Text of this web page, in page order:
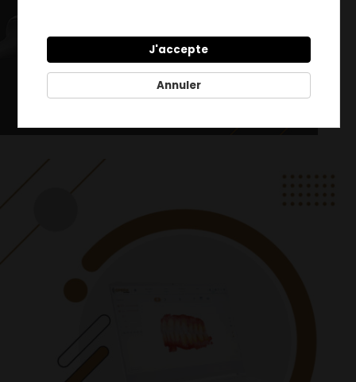
J'accepte
Annuler